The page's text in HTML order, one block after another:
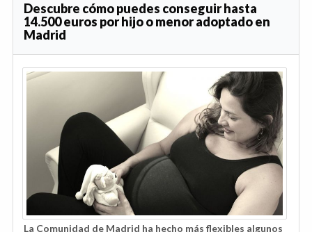
Descubre cómo puedes conseguir hasta
14.500 euros por hijo o menor adoptado en
Madrid
La Comunidad de Madrid ha hecho más flexibles algunos